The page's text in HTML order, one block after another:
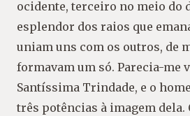
ocidente, terceiro no meio do
esplendor dos raios que
uniam uns com os outros, de
formavam um só. Parecia-me
Santíssima Trindade, e o
três potências à imagem dela.